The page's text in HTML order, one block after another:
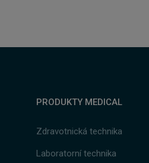
PRODUKTY MEDICAL
Zdravotnická technika
Laboratorní technika